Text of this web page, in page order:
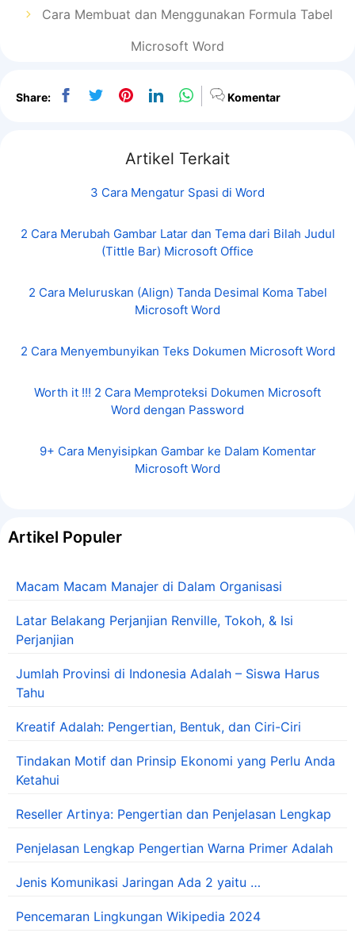
Cara Membuat dan Menggunakan Formula Tabel
Microsoft Word
Share: Komentar
Artikel Terkait
3 Cara Mengatur Spasi di Word
2 Cara Merubah Gambar Latar dan Tema dari Bilah Judul
(Tittle Bar) Microsoft Office
2 Cara Meluruskan (Align) Tanda Desimal Koma Tabel
Microsoft Word
2 Cara Menyembunyikan Teks Dokumen Microsoft Word
Worth it !!! 2 Cara Memproteksi Dokumen Microsoft
Word dengan Password
9+ Cara Menyisipkan Gambar ke Dalam Komentar
Microsoft Word
Artikel Populer
Macam Macam Manajer di Dalam Organisasi
Latar Belakang Perjanjian Renville, Tokoh, & Isi
Perjanjian
Jumlah Provinsi di Indonesia Adalah – Siswa Harus
Tahu
Kreatif Adalah: Pengertian, Bentuk, dan Ciri-Ciri
Tindakan Motif dan Prinsip Ekonomi yang Perlu Anda
Ketahui
Reseller Artinya: Pengertian dan Penjelasan Lengkap
Penjelasan Lengkap Pengertian Warna Primer Adalah
Jenis Komunikasi Jaringan Ada 2 yaitu …
Pencemaran Lingkungan Wikipedia 2024